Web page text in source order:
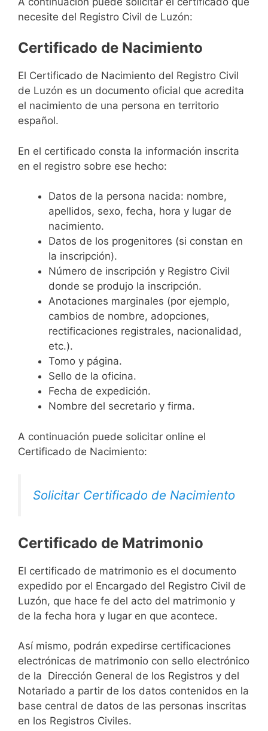
necesite del Registro Civil de Luzón:
Certificado de Nacimiento
El Certificado de Nacimiento del Registro Civil
de Luzón es un documento oficial que acredita
el nacimiento de una persona en territorio
español.
En el certificado consta la información inscrita
en el registro sobre ese hecho:
Datos de la persona nacida: nombre,
apellidos, sexo, fecha, hora y lugar de
nacimiento.
Datos de los progenitores (si constan en
la inscripción).
Número de inscripción y Registro Civil
donde se produjo la inscripción.
Anotaciones marginales (por ejemplo,
cambios de nombre, adopciones,
rectificaciones registrales, nacionalidad,
etc.).
Tomo y página.
Sello de la oficina.
Fecha de expedición.
Nombre del secretario y firma.
A continuación puede solicitar online el
Certificado de Nacimiento:
Solicitar Certificado de Nacimiento
Certificado de Matrimonio
El certificado de matrimonio es el documento
expedido por el Encargado del Registro Civil de
Luzón, que hace fe del acto del matrimonio y
de la fecha hora y lugar en que acontece.
Así mismo, podrán expedirse certificaciones
electrónicas de matrimonio con sello electrónico
de la Dirección General de los Registros y del
Notariado a partir de los datos contenidos en la
base central de datos de las personas inscritas
en los Registros Civiles.